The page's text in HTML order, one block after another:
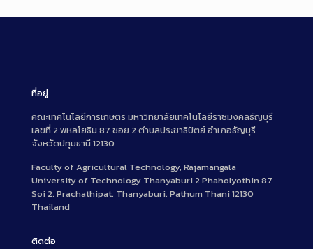
ที่อยู่
คณะเทคโนโลยีการเกษตร มหาวิทยาลัยเทคโนโลยีราชมงคลธัญบุรี
เลขที่ 2 พหลโยธิน 87 ซอย 2 ตำบลประชาธิปัตย์ อำเภอธัญบุรี
จังหวัดปทุมธานี 12130
Faculty of Agricultural Technology, Rajamangala
University of Technology Thanyaburi 2 Phaholyothin 87
Soi 2, Prachathipat, Thanyaburi, Pathum Thani 12130
Thailand
ติดต่อ